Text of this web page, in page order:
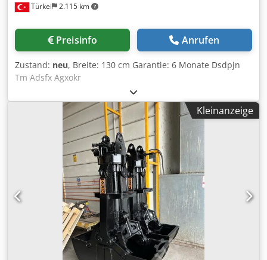
Türkei 2.115 km
Preisinfo Anrufen
Zustand: neu, Breite: 130 cm Garantie: 6 Monate Dsdpjn
Tm Adsfx Agxokr
Kleinanzeige